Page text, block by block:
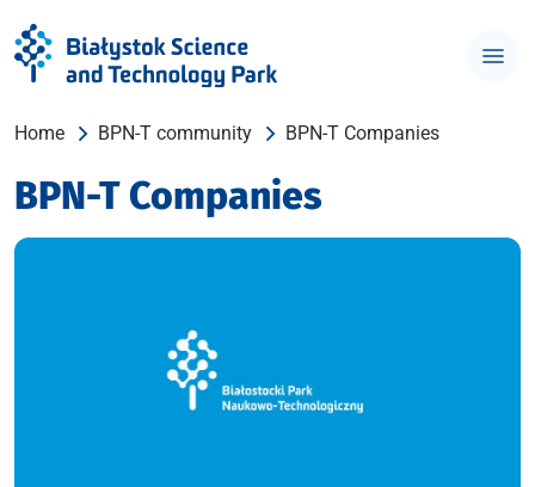
Home BPN-T community BPN-T Companies
BPN-T Companies